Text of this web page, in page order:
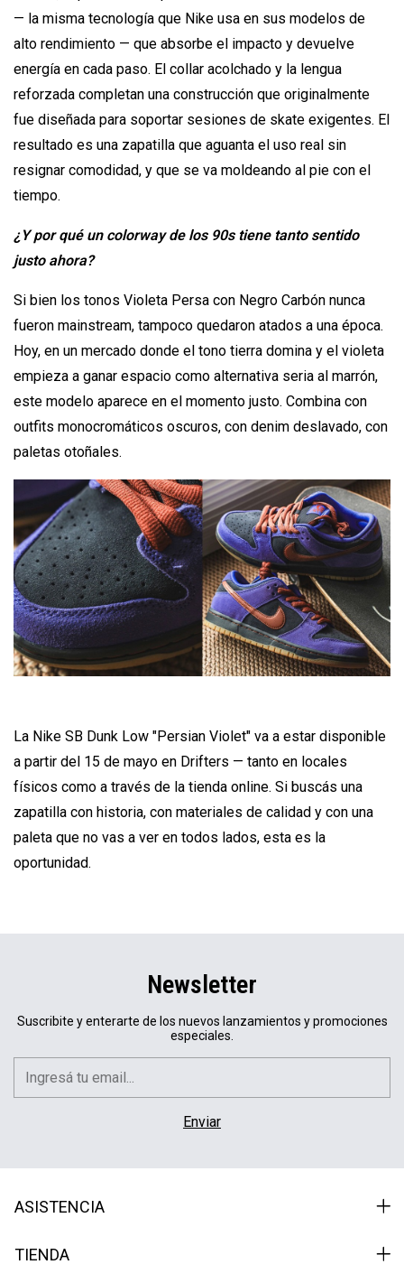
— la misma tecnología que Nike usa en sus modelos de
alto rendimiento — que absorbe el impacto y devuelve
energía en cada paso. El collar acolchado y la lengua
reforzada completan una construcción que originalmente
fue diseñada para soportar sesiones de skate exigentes. El
resultado es una zapatilla que aguanta el uso real sin
resignar comodidad, y que se va moldeando al pie con el
tiempo.
¿Y por qué un colorway de los 90s tiene tanto sentido
justo ahora?
Si bien los tonos Violeta Persa con Negro Carbón nunca
fueron mainstream, tampoco quedaron atados a una época.
Hoy, en un mercado donde el tono tierra domina y el violeta
empieza a ganar espacio como alternativa seria al marrón,
este modelo aparece en el momento justo. Combina con
outfits monocromáticos oscuros, con denim deslavado, con
paletas otoñales.
La Nike SB Dunk Low "Persian Violet" va a estar disponible
a partir del 15 de mayo en Drifters — tanto en locales
físicos como a través de la tienda online. Si buscás una
zapatilla con historia, con materiales de calidad y con una
paleta que no vas a ver en todos lados, esta es la
oportunidad.
Newsletter
Suscribite y enterarte de los nuevos lanzamientos y promociones
especiales.
ASISTENCIA
TIENDA